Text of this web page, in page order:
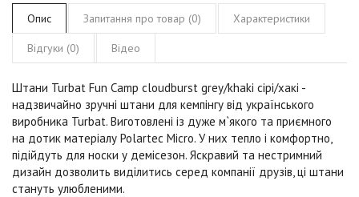
Опис Запитання про товар (0) Характеристики
Відгуки (0) Відео
Штани Turbat Fun Camp cloudburst grey/khaki сірі/хакі -
надзвичайно зручні штани для кемпінгу від українського
виробника Turbat. Виготовлені із дуже м`якого та приємного
на дотик матеріалу Polartec Micro. У них тепло і комфортно,
підійдуть для носки у демісезон. Яскравий та нестримний
дизайн дозволить виділитись серед компанії друзів, ці штани
стануть улюбленими.